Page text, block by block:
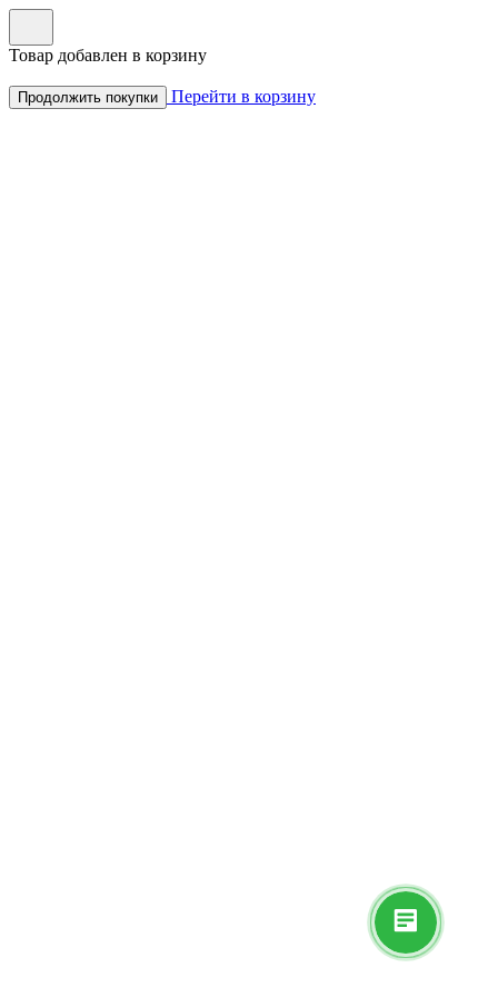
Товар добавлен в корзину
Продолжить покупки Перейти в корзину